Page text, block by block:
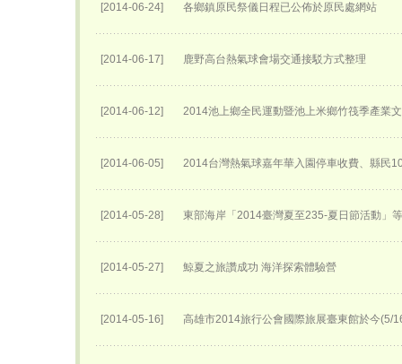
[2014-06-24] 各鄉鎮原民祭儀日程已公佈於原民處網站
[2014-06-17] 鹿野高台熱氣球會場交通接駁方式整理
[2014-06-12] 2014池上鄉全民運動暨池上米鄉竹筏季產業
[2014-06-05] 2014台灣熱氣球嘉年華入園停車收費、縣民
[2014-05-28] 東部海岸「2014臺灣夏至235-夏日節活動」
[2014-05-27] 鯨夏之旅讚成功 海洋探索體驗營
[2014-05-16] 高雄市2014旅行公會國際旅展臺東館於今(5/